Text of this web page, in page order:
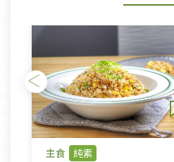
主食 純素